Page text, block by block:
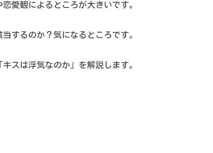
愛観によるところが大きいです。
するのか？気になるところです。
スは浮気なのか」を解説します。